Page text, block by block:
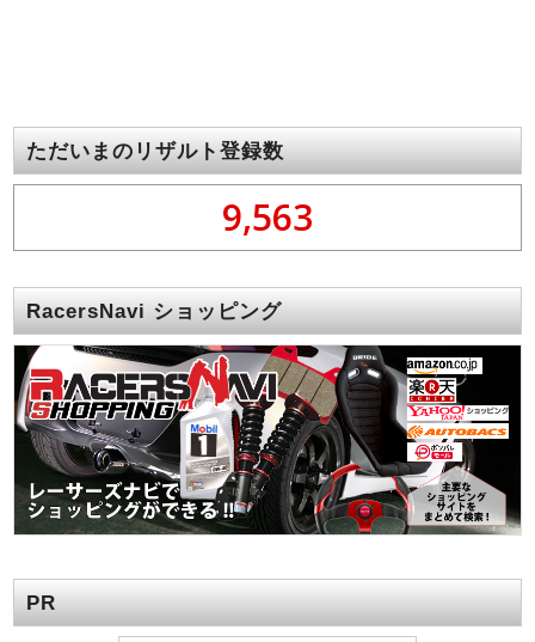
ただいまのリザルト登録数
9,563
RacersNavi ショッピング
PR